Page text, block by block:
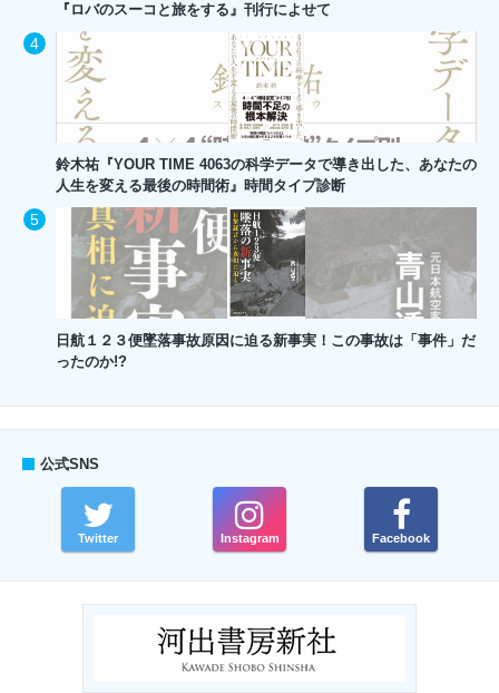
『ロバのスーコと旅をする』刊行によせて
鈴木祐『YOUR TIME 4063の科学データで導き出した、あなたの
人生を変える最後の時間術』時間タイプ診断
日航１２３便墜落事故原因に迫る新事実！この事故は「事件」だ
ったのか!?
公式SNS
Twitter Instagram Facebook